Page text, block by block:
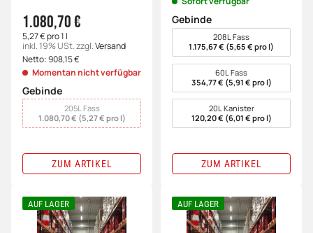
1.080,70 €
5,27 € pro 1 l
inkl. 19% USt.zzgl.Versand
Netto:908,15€
Momentan nicht verfügbar
Gebinde
wählen 205L Fass
1.080,70 € (5,27 € pro l)
ZUM ARTIKEL
Gebinde
wählen 208L Fass
1.175,67 € (5,65 € pro l)
60L Fass
354,77 € (5,91 € pro l)
20L Kanister
120,20 € (6,01 € pro l)
ZUM ARTIKEL
AUF LAGER AUF LAGER